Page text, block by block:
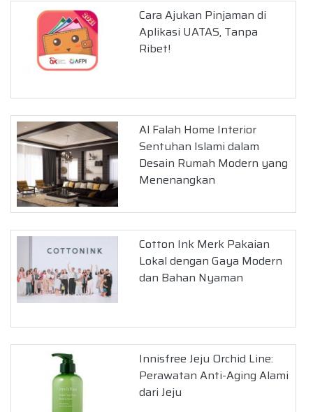
Cara Ajukan Pinjaman di
Aplikasi UATAS, Tanpa
Ribet!
Al Falah Home Interior
Sentuhan Islami dalam
Desain Rumah Modern yang
Menenangkan
Cotton Ink Merk Pakaian
Lokal dengan Gaya Modern
dan Bahan Nyaman
Innisfree Jeju Orchid Line:
Perawatan Anti-Aging Alami
dari Jeju